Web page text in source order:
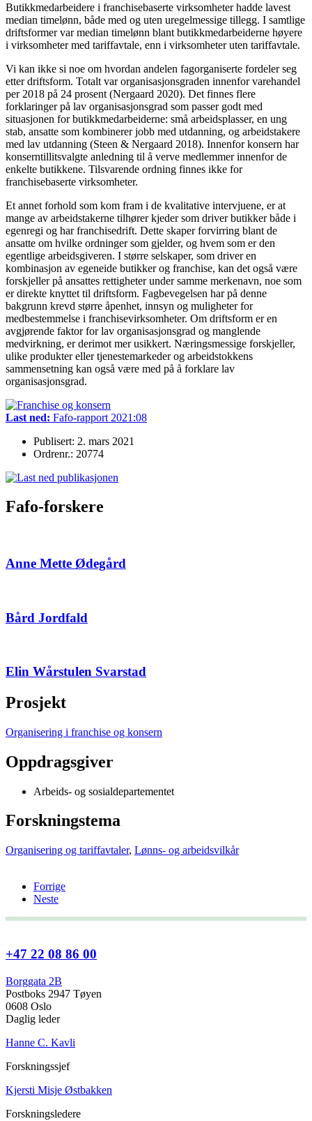
Butikkmedarbeidere i franchisebaserte virksomheter hadde lavest
median timelønn, både med og uten uregelmessige tillegg. I samtlige
driftsformer var median timelønn blant butikkmedarbeiderne høyere
i virksomheter med tariffavtale, enn i virksomheter uten tariffavtale.
Vi kan ikke si noe om hvordan andelen fagorganiserte fordeler seg
etter driftsform. Totalt var organisasjonsgraden innenfor varehandel
per 2018 på 24 prosent (Nergaard 2020). Det finnes flere
forklaringer på lav organisasjonsgrad som passer godt med
situasjonen for butikkmedarbeiderne: små arbeidsplasser, en ung
stab, ansatte som kombinerer jobb med utdanning, og arbeidstakere
med lav utdanning (Steen & Nergaard 2018). Innenfor konsern har
konserntillitsvalgte anledning til å verve medlemmer innenfor de
enkelte butikkene. Tilsvarende ordning finnes ikke for
franchisebaserte virksomheter.
Et annet forhold som kom fram i de kvalitative intervjuene, er at
mange av arbeidstakerne tilhører kjeder som driver butikker både i
egenregi og har franchisedrift. Dette skaper forvirring blant de
ansatte om hvilke ordninger som gjelder, og hvem som er den
egentlige arbeidsgiveren. I større selskaper, som driver en
kombinasjon av egeneide butikker og franchise, kan det også være
forskjeller på ansattes rettigheter under samme merkenavn, noe som
er direkte knyttet til driftsform. Fagbevegelsen har på denne
bakgrunn krevd større åpenhet, innsyn og muligheter for
medbestemmelse i franchisevirksomheter. Om driftsform er en
avgjørende faktor for lav organisasjonsgrad og manglende
medvirkning, er derimot mer usikkert. Næringsmessige forskjeller,
ulike produkter eller tjenestemarkeder og arbeidstokkens
sammensetning kan også være med på å forklare lav
organisasjonsgrad.
Last ned: Fafo-rapport 2021:08
Publisert: 2. mars 2021
Ordrenr.: 20774
Fafo-forskere
Anne Mette Ødegård
Bård Jordfald
Elin Wårstulen Svarstad
Prosjekt
Organisering i franchise og konsern
Oppdragsgiver
Arbeids- og sosialdepartementet
Forskningstema
Organisering og tariffavtaler, Lønns- og arbeidsvilkår
Forrige
Neste
+47 22 08 86 00
Borggata 2B
Postboks 2947 Tøyen
0608 Oslo
Daglig leder
Hanne C. Kavli
Forskningssjef
Kjersti Misje Østbakken
Forskningsledere